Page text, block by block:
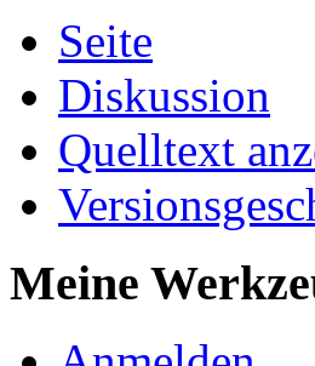
Seite
Diskussion
Quelltext
Meine